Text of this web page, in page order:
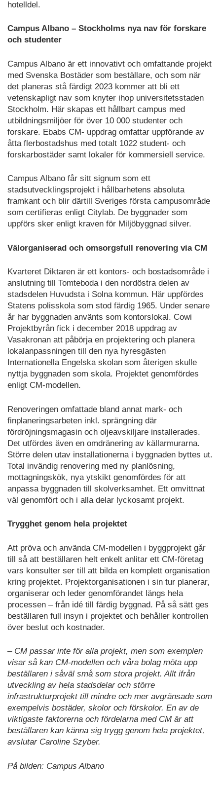
hotelldel.
Campus Albano – Stockholms nya nav för forskare
och studenter
Campus Albano är ett innovativt och omfattande projekt
med Svenska Bostäder som beställare, och som när
det planeras stå färdigt 2023 kommer att bli ett
vetenskapligt nav som knyter ihop universitetsstaden
Stockholm. Här skapas ett hållbart campus med
utbildningsmiljöer för över 10 000 studenter och
forskare. Ebabs CM- uppdrag omfattar uppförande av
åtta flerbostadshus med totalt 1022 student- och
forskarbostäder samt lokaler för kommersiell service.
Campus Albano får sitt signum som ett
stadsutvecklingsprojekt i hållbarhetens absoluta
framkant och blir därtill Sveriges första campusområde
som certifieras enligt Citylab. De byggnader som
uppförs sker enligt kraven för Miljöbyggnad silver.
Välorganiserad och omsorgsfull renovering via CM
Kvarteret Diktaren är ett kontors- och bostadsområde i
anslutning till Tomteboda i den nordöstra delen av
stadsdelen Huvudsta i Solna kommun. Här uppfördes
Statens polisskola som stod färdig 1965. Under senare
år har byggnaden använts som kontorslokal. Cowi
Projektbyrån fick i december 2018 uppdrag av
Vasakronan att påbörja en projektering och planera
lokalanpassningen till den nya hyresgästen
Internationella Engelska skolan som återigen skulle
nyttja byggnaden som skola. Projektet genomfördes
enligt CM-modellen.
Renoveringen omfattade bland annat mark- och
finplaneringsarbeten inkl. sprängning där
fördröjningsmagasin och oljeavskiljare installerades.
Det utfördes även en omdränering av källarmurarna.
Större delen utav installationerna i byggnaden byttes ut.
Total invändig renovering med ny planlösning,
mottagningskök, nya ytskikt genomfördes för att
anpassa byggnaden till skolverksamhet. Ett omvittnat
väl genomfört och i alla delar lyckosamt projekt.
Trygghet genom hela projektet
Att pröva och använda CM-modellen i byggprojekt går
till så att beställaren helt enkelt anlitar ett CM-företag
vars konsulter ser till att bilda en komplett organisation
kring projektet. Projektorganisationen i sin tur planerar,
organiserar och leder genomförandet längs hela
processen – från idé till färdig byggnad. På så sätt ges
beställaren full insyn i projektet och behåller kontrollen
över beslut och kostnader.
– CM passar inte för alla projekt, men som exemplen
visar så kan CM-modellen och våra bolag möta upp
beställaren i såväl små som stora projekt. Allt ifrån
utveckling av hela stadsdelar och större
infrastrukturprojekt till mindre och mer avgränsade som
exempelvis bostäder, skolor och förskolor. En av de
viktigaste faktorerna och fördelarna med CM är att
beställaren kan känna sig trygg genom hela projektet,
avslutar Caroline Szyber.
På bilden: Campus Albano